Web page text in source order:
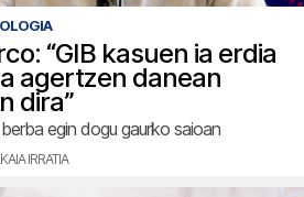
“GIB kasuen ia erdia
agertzen danean
dira”
egin dogu gaurko saioan
IRRATIA